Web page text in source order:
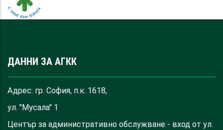
ДАННИ ЗА АГКК
Адрес: гр. София, п.к. 1618,
ул. "Мусала" 1
Център за административно обслужване - вход от ул.